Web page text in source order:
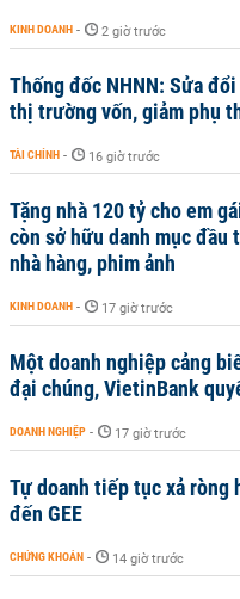
KINH DOANH - 2 giờ trước
Thống đốc NHNN: Sửa
thị trường vốn, giảm phụ
TÀI CHÍNH - 16 giờ trước
Tặng nhà 120 tỷ cho em
còn sở hữu danh mục
nhà hàng, phim ảnh
KINH DOANH - 17 giờ trước
Một doanh nghiệp cảng
đại chúng, VietinBank
DOANH NGHIỆP - 17 giờ trước
Tự doanh tiếp tục xả ròng
đến GEE
CHỨNG KHOÁN - 14 giờ trước